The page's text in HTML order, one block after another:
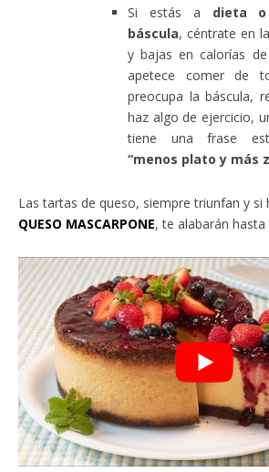
Si estás a dieta
báscula, céntrate en
y bajas en calorías
apetece comer de
preocupa la báscula,
haz algo de ejercicio,
tiene una frase
“menos plato y más
Las tartas de queso, siempre triunfan y si
QUESO MASCARPONE, te alabarán hasta